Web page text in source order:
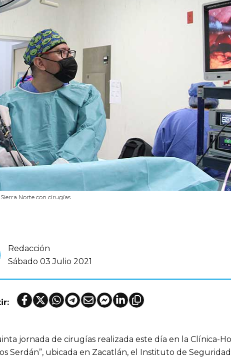
Norte con cirugías
Redacción
Sábado 03 Julio 2021
jornada de cirugías realizada este día en la Clínica-
Serdán”, ubicada en Zacatlán, el Instituto de